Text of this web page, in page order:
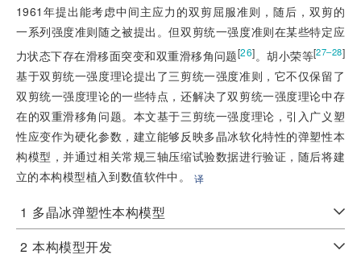
1961年提出能考虑中间主应力的双剪屈服准则，随后，双剪的
一系列强度准则随之被提出。但双剪统一强度准则在某些特定应
力状态下存在滑移面突变和双重滑移角问题[26]。胡小荣等[27–28]
基于双剪统一强度理论提出了三剪统一强度准则，它不仅保留了
双剪统一强度理论的一些特点，还解决了双剪统一强度理论中存
在的双重滑移角问题。本文基于三剪统一强度理论，引入广义塑
性应变作为硬化参数，建立能够反映多晶冰软化特性的弹塑性本
构模型，并通过相关常规三轴压缩试验数据进行验证，随后将建
立的本构模型植入到数值软件中。
译
1 多晶冰弹塑性本构模型
2 本构模型开发